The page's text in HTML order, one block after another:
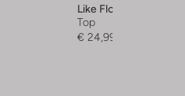
Like Flo
Top
€ 24,99